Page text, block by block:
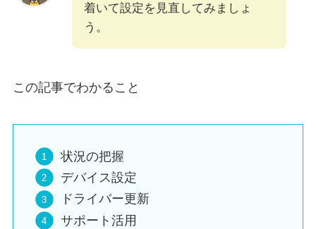
着いて設定を見直してみましょ
う。
この記事でわかること
状況の把握
デバイス設定
ドライバー更新
サポート活用